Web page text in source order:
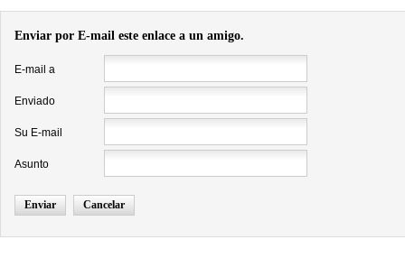
Enviar por E-mail este enlace a un amigo.
E-mail a
Enviado
Su E-mail
Asunto
Enviar Cancelar